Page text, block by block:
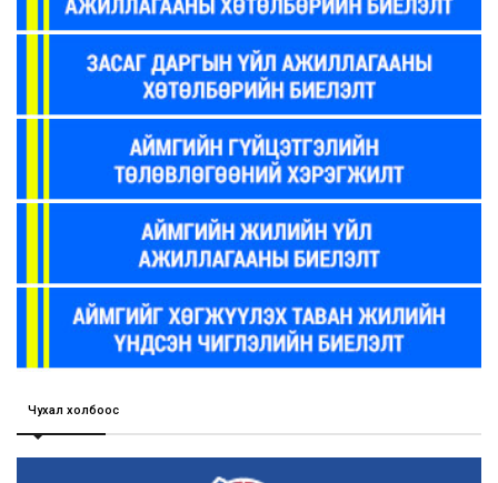
Чухал холбоос